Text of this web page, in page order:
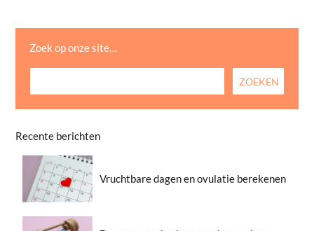
Zoek op onze site…
Recente berichten
Vruchtbare dagen en ovulatie berekenen